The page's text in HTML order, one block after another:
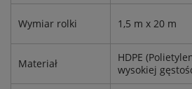
Wymiar rolki 1,5 m x 20 m
Materiał
HDPE
wysokiej